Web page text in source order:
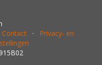
Contact · Privacy- en